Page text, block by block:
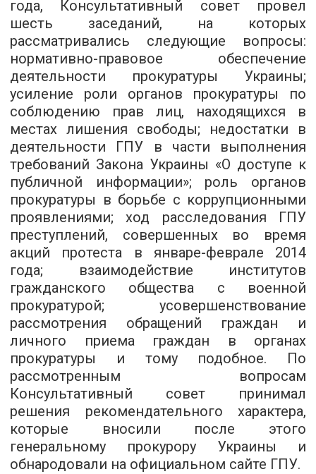
года, Консультативный совет провел
шесть заседаний, на которых
рассматривались следующие вопросы:
нормативно-правовое обеспечение
деятельности прокуратуры Украины;
усиление роли органов прокуратуры по
соблюдению прав лиц, находящихся в
местах лишения свободы; недостатки в
деятельности ГПУ в части выполнения
требований Закона Украины «О доступе к
публичной информации»; роль органов
прокуратуры в борьбе с коррупционными
проявлениями; ход расследования ГПУ
преступлений, совершенных во время
акций протеста в январе-феврале 2014
года; взаимодействие институтов
гражданского общества с военной
прокуратурой; усовершенствование
рассмотрения обращений граждан и
личного приема граждан в органах
прокуратуры и тому подобное. По
рассмотренным вопросам
Консультативный совет принимал
решения рекомендательного характера,
которые вносили после этого
генеральному прокурору Украины и
обнародовали на официальном сайте ГПУ.